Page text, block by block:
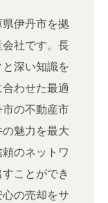
伊丹市を拠
社です。長
深い知識を
わせた最適
の不動産市
魅力を最大
のネットワ
ことができ
の売却をサ